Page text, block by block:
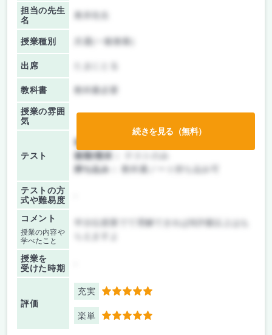
担当の先生
名
授業種別 共通(一般教養)
出席
教科書 教科書必要
授業の雰囲
気
テスト
前期/中間：
後期/期末：
持ち込み：
教科書ノート持ち込み可
テストの方
式や難易度
コメント
授業の内容や
学べたこと
半分位授業でて理解できればB評価以上はも
授業を
受けた時期
評価
充実 5
楽単 5
続きを見る（無料）